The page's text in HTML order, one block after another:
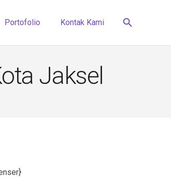
Portofolio Kontak Kami search
Jaksel